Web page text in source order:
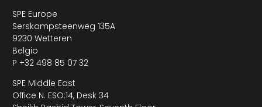
SPE Europe
Serskampsteenweg 135A
9230 Wetteren
Belgio
P +32 498 85 07 32
SPE Middle East
Office N. ESO:14, Desk 34